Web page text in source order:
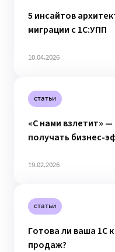
5 инсайтов
миграции с 1С:УПП
10.04.2026
статьи
«С нами взлетит» —
получать бизнес-
19.02.2026
статьи
Готова ли ваша 1С
продаж?